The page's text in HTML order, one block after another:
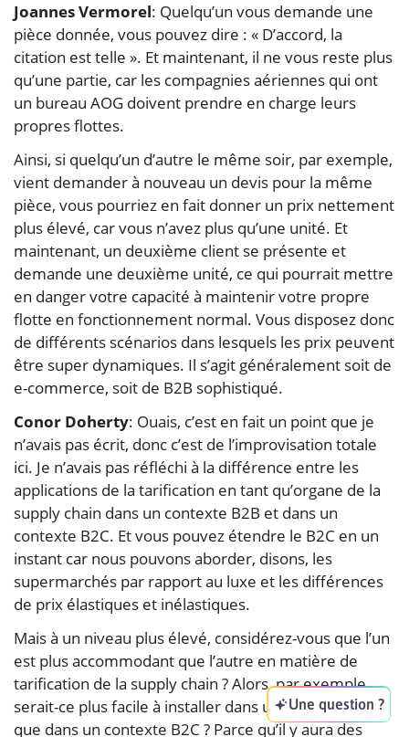
Joannes Vermorel: Quelqu’un vous demande une
pièce donnée, vous pouvez dire : « D’accord, la
citation est telle ». Et maintenant, il ne vous reste plus
qu’une partie, car les compagnies aériennes qui ont
un bureau AOG doivent prendre en charge leurs
propres flottes.
Ainsi, si quelqu’un d’autre le même soir, par exemple,
vient demander à nouveau un devis pour la même
pièce, vous pourriez en fait donner un prix nettement
plus élevé, car vous n’avez plus qu’une unité. Et
maintenant, un deuxième client se présente et
demande une deuxième unité, ce qui pourrait mettre
en danger votre capacité à maintenir votre propre
flotte en fonctionnement normal. Vous disposez donc
de différents scénarios dans lesquels les prix peuvent
être super dynamiques. Il s’agit généralement soit de
e-commerce, soit de B2B sophistiqué.
Conor Doherty: Ouais, c’est en fait un point que je
n’avais pas écrit, donc c’est de l’improvisation totale
ici. Je n’avais pas réfléchi à la différence entre les
applications de la tarification en tant qu’organe de la
supply chain dans un contexte B2B et dans un
contexte B2C. Et vous pouvez étendre le B2C en un
instant car nous pouvons aborder, disons, les
supermarchés par rapport au luxe et les différences
de prix élastiques et inélastiques.
Mais à un niveau plus élevé, considérez-vous que l’un
est plus accommodant que l’autre en matière de
tarification de la supply chain ? Alors, par exemple,
serait-ce plus facile à installer dans un contexte B2B
que dans un contexte B2C ? Parce qu’il y aura des
Une question ?